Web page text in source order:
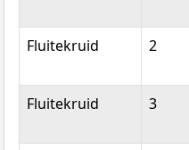
Fluitekruid 2
Fluitekruid 3